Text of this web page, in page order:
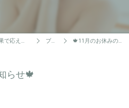
最新美容で年齢に向き合う、結果で応えるプライベートサロン ブログ 🍁11月のお休みのお知らせ🍁
らせ🍁